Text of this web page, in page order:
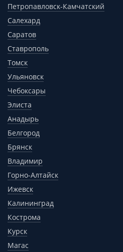
Петропавловск-Камчатский
Салехард
Саратов
Ставрополь
Томск
Ульяновск
Чебоксары
Элиста
Анадырь
Белгород
Брянск
Владимир
Горно-Алтайск
Ижевск
Калининград
Кострома
Курск
Магас